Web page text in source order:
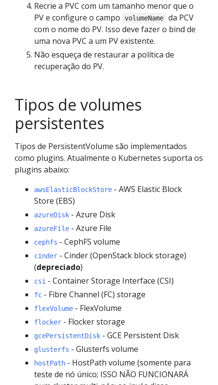
Recrie a PVC com um tamanho menor que o
PV e configure o campo
volumeName
da PCV
com o nome do PV. Isso deve fazer o bind de
uma nova PVC a um PV existente.
Não esqueça de restaurar a política de
recuperação do PV.
Tipos de volumes
persistentes
Tipos de PersistentVolume são implementados
como plugins. Atualmente o Kubernetes suporta os
plugins abaixo:
awsElasticBlockStore - AWS Elastic Block
Store (EBS)
azureDisk - Azure Disk
azureFile - Azure File
cephfs - CephFS volume
cinder - Cinder (OpenStack block storage)
(depreciado)
csi - Container Storage Interface (CSI)
fc - Fibre Channel (FC) storage
flexVolume - FlexVolume
flocker - Flocker storage
gcePersistentDisk - GCE Persistent Disk
glusterfs - Glusterfs volume
hostPath - HostPath volume (somente para
teste de nó único; ISSO NÃO FUNCIONARÁ